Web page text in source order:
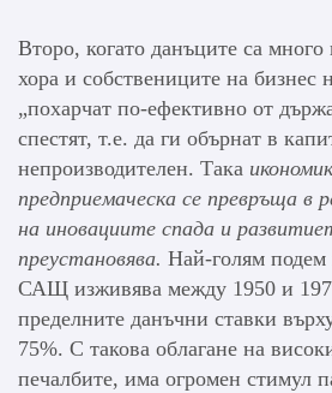
Второ, когато данъците са много
хора и собствениците на бизнес
„похарчат по-ефективно от
спестят, т.е. да ги обърнат в
непроизводителен. Така
предприемаческа се превръща в
на иновациите спада и
преустановява. Най-голям подем
САЩ изживява между 1950 и
пределните данъчни ставки
75%. С такова облагане на
печалбите, има огромен стимул